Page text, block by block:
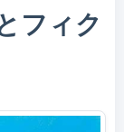
フィク